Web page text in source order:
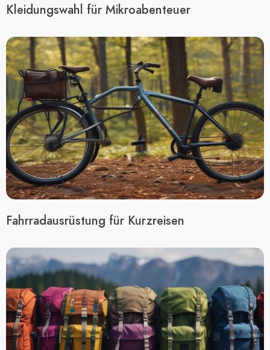
Kleidungswahl für Mikroabenteuer
Fahrradausrüstung für Kurzreisen